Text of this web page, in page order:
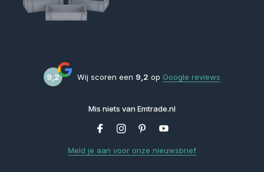
9,2 Wij scoren een 9,2 op Google reviews
Mis niets van Emtrade.nl
Meld je aan voor onze nieuwsbrief